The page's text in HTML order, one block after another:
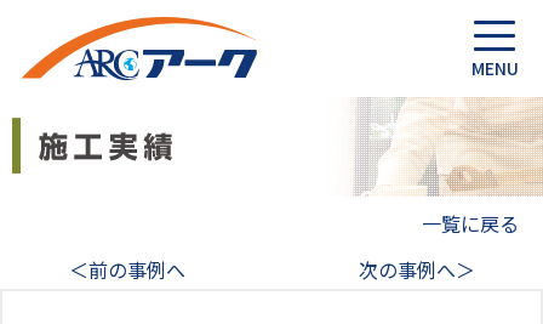
一覧に戻る
＜前の事例へ
次の事例へ＞